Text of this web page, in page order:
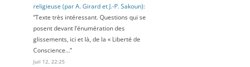
religieuse (par A. Girard et J.-P. Sakoun):
“Texte très intéressant. Questions qui se
posent devant l’énumération des
glissements, ici et là, de la « Liberté de
Conscience…”
Juil 12, 22:25